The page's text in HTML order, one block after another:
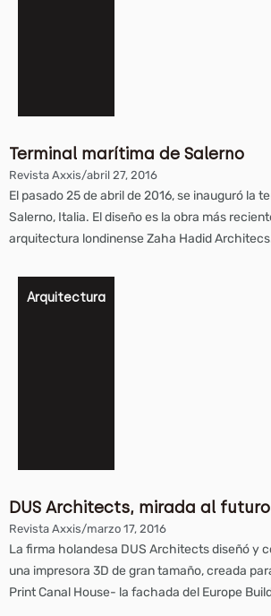
Terminal marítima de Salerno
Revista Axxis/abril 27, 2016
El pasado 25 de abril de 2016, se inauguró la
Salerno, Italia. El diseño es la obra más
arquitectura londinense Zaha Hadid
Arquitectura
DUS Architects, mirada al futuro
Revista Axxis/marzo 17, 2016
La firma holandesa DUS Architects diseñó y
una impresora 3D de gran tamaño, creada
Print Canal House- la fachada del Europe